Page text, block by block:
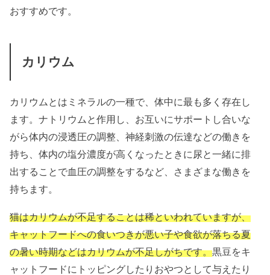
おすすめです。
カリウム
カリウムとはミネラルの一種で、体中に最も多く存在し
ます。ナトリウムと作用し、お互いにサポートし合いな
がら体内の浸透圧の調整、神経刺激の伝達などの働きを
持ち、体内の塩分濃度が高くなったときに尿と一緒に排
出することで血圧の調整をするなど、さまざまな働きを
持ちます。
猫はカリウムが不足することは稀といわれていますが、
キャットフードへの食いつきが悪い子や食欲が落ちる夏
の暑い時期などはカリウムが不足しがちです。黒豆をキ
ャットフードにトッピングしたりおやつとして与えたり